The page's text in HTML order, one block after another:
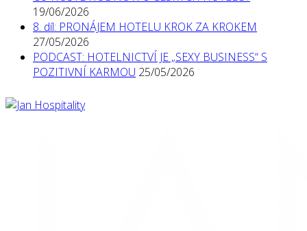
19/06/2026
8. díl: PRONÁJEM HOTELU KROK ZA KROKEM
27/05/2026
PODCAST: HOTELNICTVÍ JE „SEXY BUSINESS“ S
POZITIVNÍ KARMOU 25/05/2026